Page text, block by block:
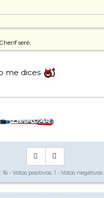
seré.
me dices
16 - Votos positivos: 1 - Votos negativos: